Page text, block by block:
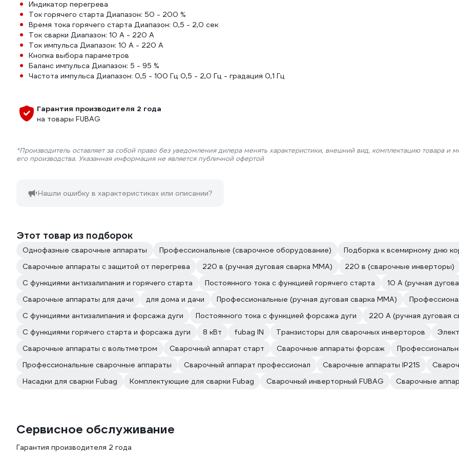
Индикатор перегрева
Ток горячего старта Диапазон: 50 - 200 %
Время тока горячего старта Диапазон: 0,5 - 2,0 сек
Ток сварки Диапазон: 10 А - 220 А
Ток импульса Диапазон: 10 А - 220 А
Кнопка выбора параметров
Баланс импульса Диапазон: 5 - 95 %
Частота импульса Диапазон: 0,5 - 100 Гц 0,5 - 2,0 Гц - градация 0,1 Гц
Гарантия производителя 2 года
на товары FUBAG
*Производитель оставляет за собой право без уведомления дилера менять характеристики, внешний вид, комплектацию товара и
его производства. Указанная информация не является публичной офертой
Нашли ошибку в характеристиках или описании?
Этот товар из подборок
Однофазные сварочные аппараты Профессиональные (сварочное оборудование)
Подборка к всемирному дню
Сварочные аппараты с защитой от перегрева
220 в (ручная дуговая сварка MMA)
220 в (сварочные инверторы)
С функциями антизалипания и горячего старта
Постоянного тока с функцией горячего старта
10 А (ручная
Сварочные аппараты для дачи
для дома и дачи Профессиональные (ручная дуговая сварка MMA)
С функциями антизалипания и форсажа дуги
Постоянного тока с функцией форсажа дуги
220 А (ручная дуговая
С функциями горячего старта и форсажа дуги
8 кВт fubag IN Транзисторы для сварочных инверторов
Сварочные аппараты с вольтметром
Сварочный аппарат старт Сварочные аппараты форсаж
Профессиональные сварочные аппараты
Сварочный аппарат профессионал Сварочные аппараты IP21S
Насадки для сварки Fubag
Комплектующие для сварки Fubag Сварочный инверторный FUBAG Сварочные
Сервисное обслуживание
Гарантия производителя 2 года